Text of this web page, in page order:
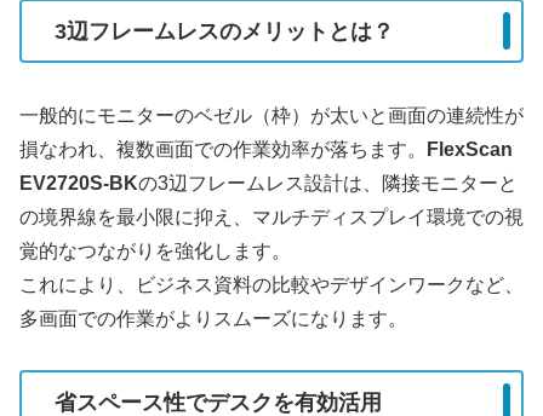
3辺フレームレスのメリットとは？
一般的にモニターのベゼル（枠）が太いと画面の連続性が
損なわれ、複数画面での作業効率が落ちます。
FlexScan
EV2720S-BKの3辺フレームレス設計は、隣接モニターと
の境界線を最小限に抑え、マルチディスプレイ環境での視
覚的なつながりを強化します。
これにより、ビジネス資料の比較やデザインワークなど、
多画面での作業がよりスムーズになります。
省スペース性でデスクを有効活用